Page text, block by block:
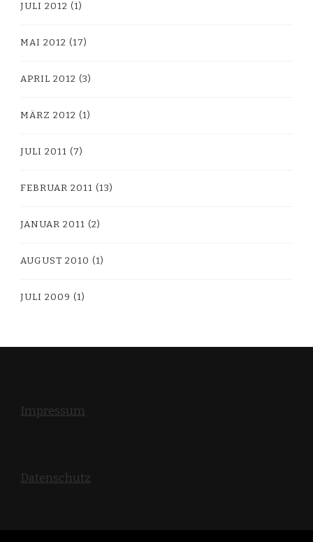
JULI 2012 (1)
MAI 2012 (17)
APRIL 2012 (3)
MÄRZ 2012 (1)
JULI 2011 (7)
FEBRUAR 2011 (13)
JANUAR 2011 (2)
AUGUST 2010 (1)
JULI 2009 (1)
Impressum
Datenschutz